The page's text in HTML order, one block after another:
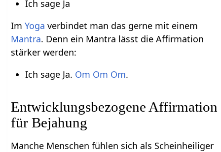
Ich sage Ja
ImYoga verbindet man das gerne mit einem
Mantra. Denn ein Mantra lässt die Affirmation
stärker werden:
Ich sage Ja. Om Om Om.
Entwicklungsbezogene Affirmation
für Bejahung
Manche Menschen fühlen sich als Scheinheiliger